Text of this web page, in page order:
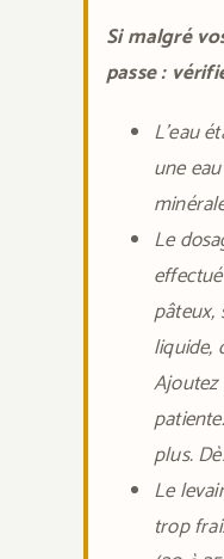
Si malgré
passe :
L’eau
une
Le
pâteux,
liquide,
plus.
Le
trop